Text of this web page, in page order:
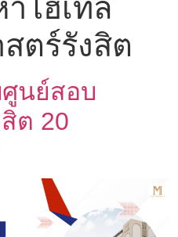
าโฮเทล
ตร์รังสิต
นย์สอบ
ต 20